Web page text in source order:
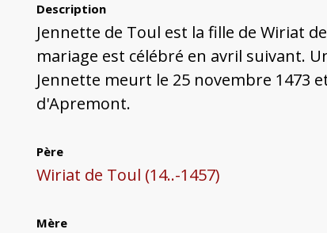
Description
Jennette de Toul est la fille de Wiriat
mariage est célébré en avril suivant.
Jennette meurt le 25 novembre 1473
d'Apremont.
Père
Wiriat de Toul (14..-1457)
Mère